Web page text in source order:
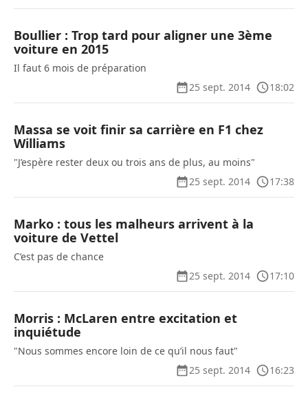
Boullier : Trop tard pour aligner une 3ème
voiture en 2015
Il faut 6 mois de préparation
25 sept. 2014
18:02
Massa se voit finir sa carrière en F1 chez
Williams
"J’espère rester deux ou trois ans de plus, au moins"
25 sept. 2014
17:38
Marko : tous les malheurs arrivent à la
voiture de Vettel
C’est pas de chance
25 sept. 2014
17:10
Morris : McLaren entre excitation et
inquiétude
"Nous sommes encore loin de ce qu’il nous faut"
25 sept. 2014
16:23